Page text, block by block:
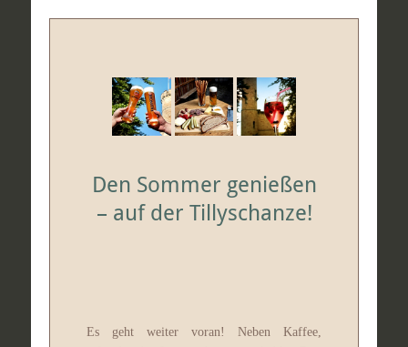
Den Sommer genießen
– auf der Tillyschanze!
Es geht weiter voran! Neben Kaffee,